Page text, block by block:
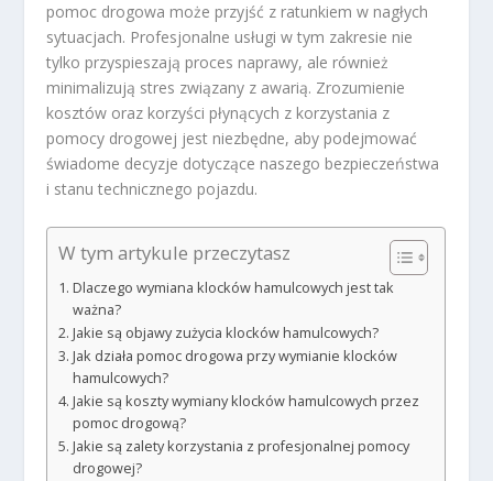
pomoc drogowa może przyjść z ratunkiem w nagłych
sytuacjach. Profesjonalne usługi w tym zakresie nie
tylko przyspieszają proces naprawy, ale również
minimalizują stres związany z awarią. Zrozumienie
kosztów oraz korzyści płynących z korzystania z
pomocy drogowej jest niezbędne, aby podejmować
świadome decyzje dotyczące naszego bezpieczeństwa
i stanu technicznego pojazdu.
W tym artykule przeczytasz
Dlaczego wymiana klocków hamulcowych jest tak
ważna?
Jakie są objawy zużycia klocków hamulcowych?
Jak działa pomoc drogowa przy wymianie klocków
hamulcowych?
Jakie są koszty wymiany klocków hamulcowych przez
pomoc drogową?
Jakie są zalety korzystania z profesjonalnej pomocy
drogowej?